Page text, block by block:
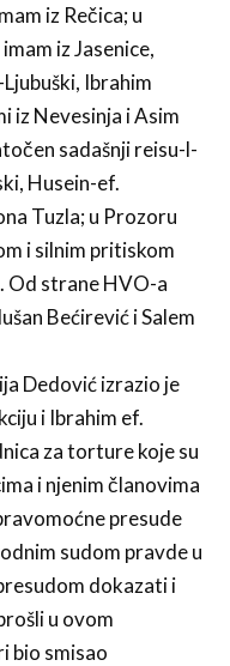
iz Rečica; u
iz Jasenice,
Ibrahim
iz Nevesinja i Asim
sadašnji reisu-l-
Husein-ef.
Tuzla; u Prozoru
i silnim pritiskom
Od strane HVO-a
Bećirević i Salem
Dedović izrazio je
i Ibrahim ef.
za torture koje su
i njenim članovima
presude
sudom pravde u
dokazati i
u ovom
bio smisao